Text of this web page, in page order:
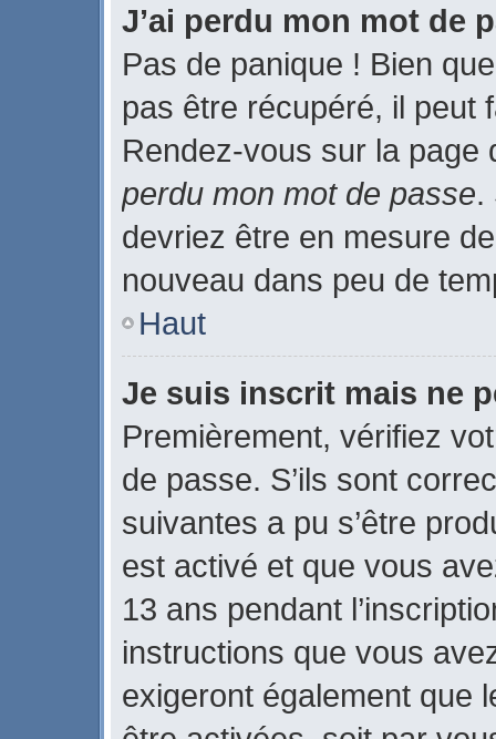
J’ai perdu mon mot de
Pas de panique ! Bien
pas être récupéré, il peut
Rendez-vous sur la
perdu mon mot de passe.
devriez être en mesure
nouveau dans peu de
Haut
Je suis inscrit mais ne
Premièrement, vérifiez
de passe. S’ils sont
suivantes a pu s’être
est activé et que vous
13 ans pendant
instructions que vous
exigeront également que